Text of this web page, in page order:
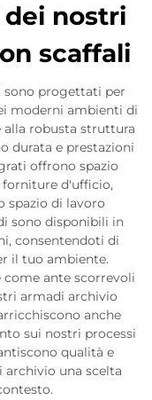
nostri
scaffali
sono progettati per
moderni ambienti di
alla robusta struttura
durata e prestazioni
offrono spazio
d'ufficio,
spazio di lavoro
sono disponibili in
consentendoti di
il tuo ambiente.
ante scorrevoli
armadi archivio
anche
sui nostri processi
qualità e
archivio una scelta